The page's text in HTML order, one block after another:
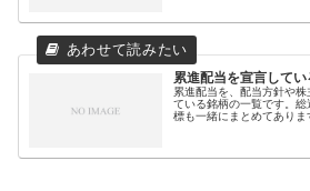
累進配当を宣言して
累進配当を、配当方針や株
ている銘柄の一覧です。
標も一緒にまとめてありま